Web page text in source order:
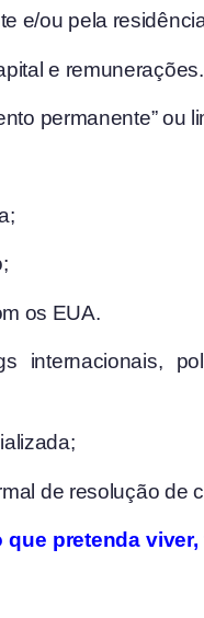
e/ou pela
e remunerações.
permanente” ou
os EUA.
internacionais,
de resolução de
pretenda